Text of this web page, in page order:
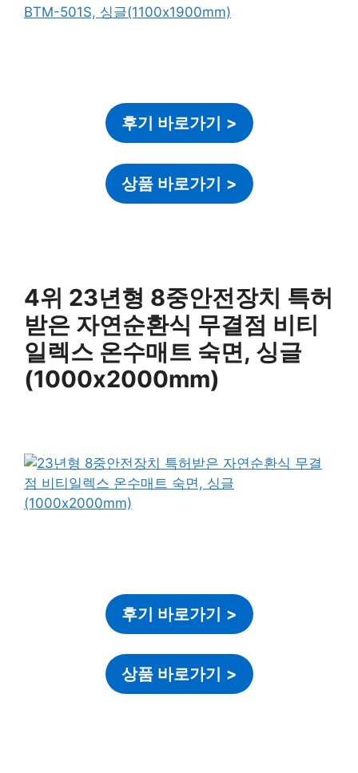
후기 바로가기 >
상품 바로가기 >
4위 23년형 8중안전장치 특허
받은 자연순환식 무결점 비티
일렉스 온수매트 숙면, 싱글
(1000x2000mm)
후기 바로가기 >
상품 바로가기 >